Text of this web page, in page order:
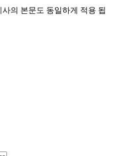
의 본문도 동일하게 적용 됩